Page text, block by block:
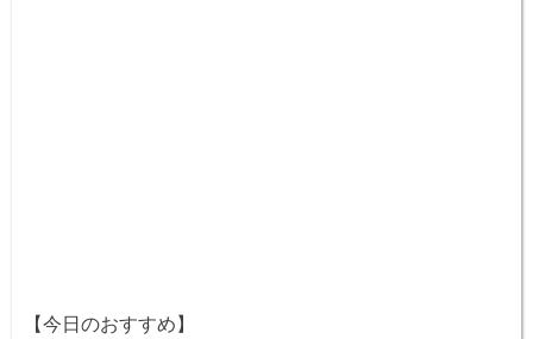
【今日のおすすめ】